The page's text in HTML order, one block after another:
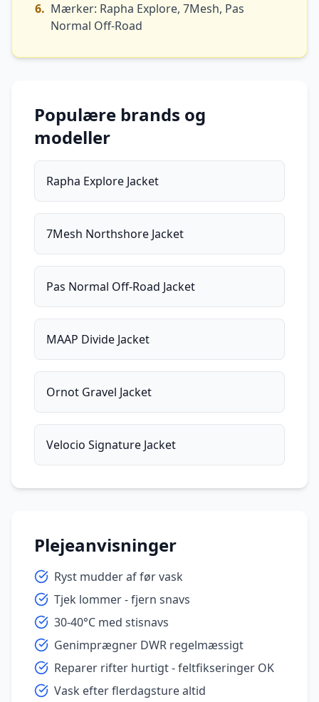
6. Mærker: Rapha Explore, 7Mesh, Pas
Normal Off-Road
Populære brands og
modeller
Rapha Explore Jacket
7Mesh Northshore Jacket
Pas Normal Off-Road Jacket
MAAP Divide Jacket
Ornot Gravel Jacket
Velocio Signature Jacket
Plejeanvisninger
Ryst mudder af før vask
Tjek lommer - fjern snavs
30-40°C med stisnavs
Genimprægner DWR regelmæssigt
Reparer rifter hurtigt - feltfikseringer OK
Vask efter flerdagsture altid